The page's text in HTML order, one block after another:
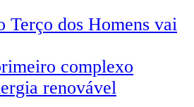
Terço dos Homens vai
complexo
renovável